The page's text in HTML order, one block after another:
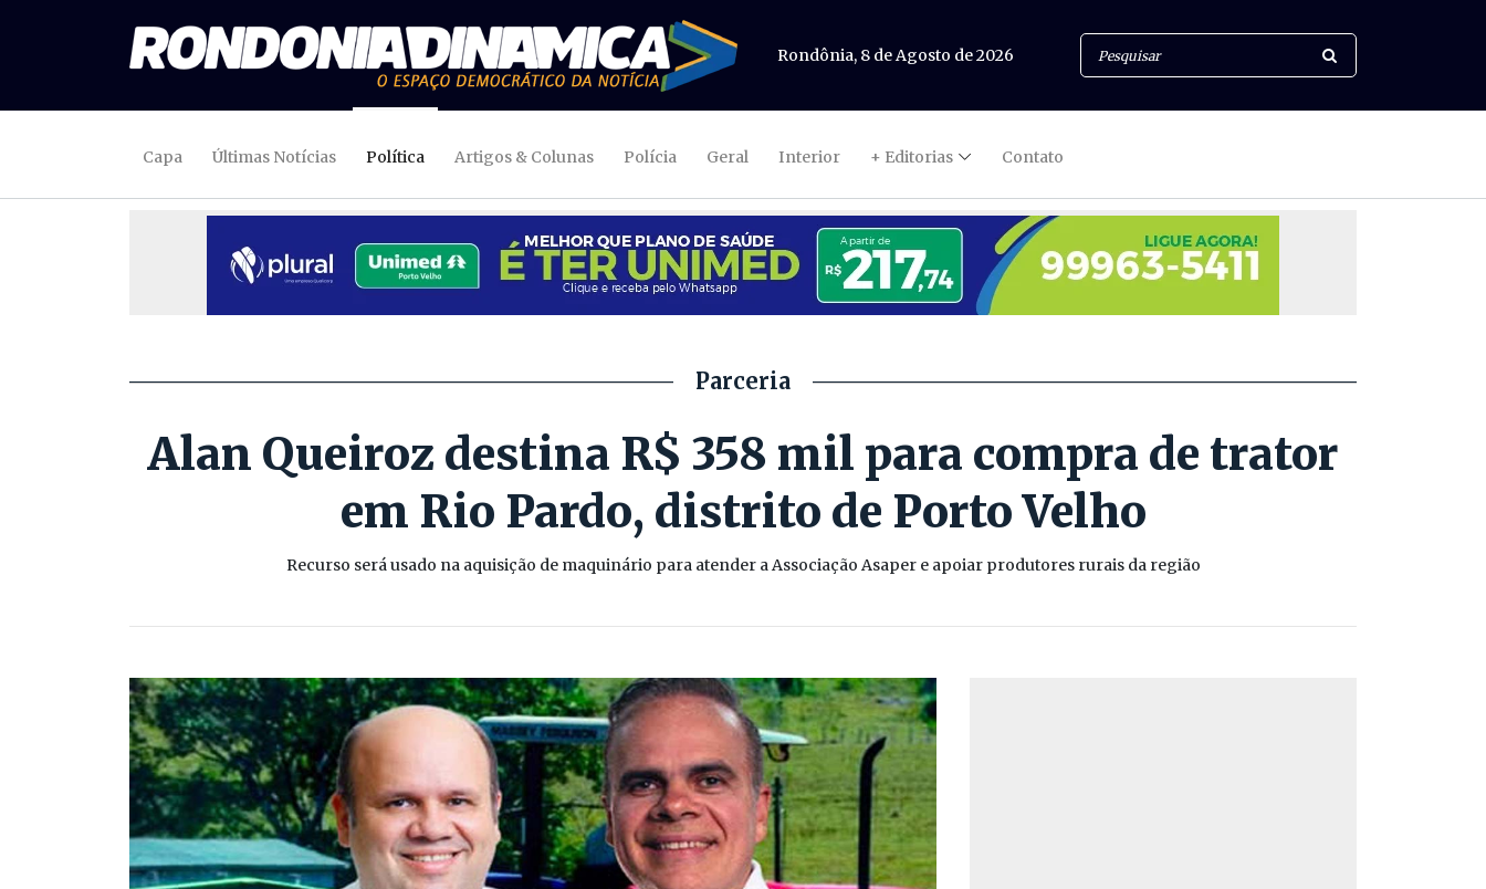
Rondônia, 8 de Agosto de 2026
Capa Últimas Notícias Política Artigos & Colunas Polícia Geral Interior + Editorias Contato
Parceria
Alan Queiroz destina R$ 358 mil para compra de trator
em Rio Pardo, distrito de Porto Velho
Recurso será usado na aquisição de maquinário para atender a Associação Asaper e apoiar produtores rurais da região